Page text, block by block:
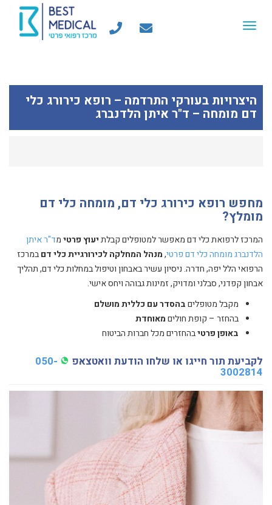
Toggle
היצרויות בעורקי התרדמה – רופא כירורג כלי
דם מומחה – ד"ר איתן הלדנברג
מחפש רופא כירורג כלי דם, מומחה כלי דם
מומלץ?
המרכז לרפואת כלי דם מאפשר למטופלים קבלתיעוץ פרטימד"ר איתן
הלדנברג מומחה כלי דם פרטי,מנהל המחלקה לכירורגיית כלי דםבמרכז
הרפואי הלל יפה, חדרה. ניסיון עשיר באבחון וטיפול במחלות כלי דם, תהליך
אבחון קפדני, סבלני ומדויק, זמינות גבוהה ויחס אישי.
מקבל מטופליםבהסדר עם כללית מושלם
בהחזר – קופת חוליםמאוחדת
באופן פרטיבהחזרים מכל חברות הביטוח
לקביעת תור חייגו או שלחו הודעת וואטצאפ 050-
3002814